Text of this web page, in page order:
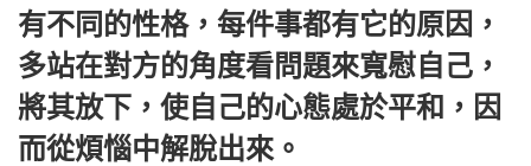
有不同的性格，每件事都有它的原因，
多站在對方的角度看問題來寬慰自己，
將其放下，使自己的心態處於平和，因
而從煩惱中解脫出來。